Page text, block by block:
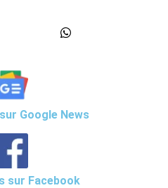
Google News
sur Facebook